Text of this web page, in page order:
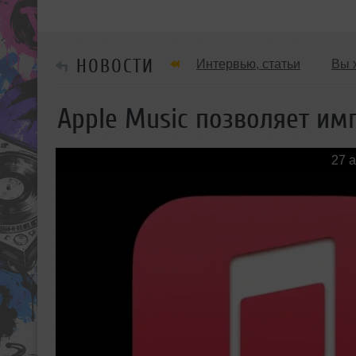
НОВОСТИ Интервью, статьи Вы
Мужчина & Женщина
Apple Music позволяет
27